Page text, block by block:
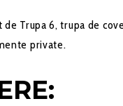
de Trupa 6, trupa de
private.